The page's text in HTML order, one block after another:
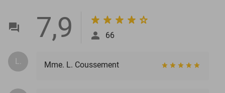
7,9 66
L. Mme. L. Coussement